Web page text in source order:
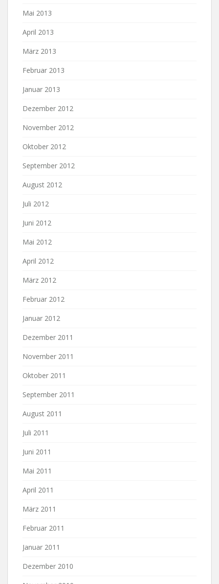
Mai 2013
April 2013
März 2013
Februar 2013
Januar 2013
Dezember 2012
November 2012
Oktober 2012
September 2012
August 2012
Juli 2012
Juni 2012
Mai 2012
April 2012
März 2012
Februar 2012
Januar 2012
Dezember 2011
November 2011
Oktober 2011
September 2011
August 2011
Juli 2011
Juni 2011
Mai 2011
April 2011
März 2011
Februar 2011
Januar 2011
Dezember 2010